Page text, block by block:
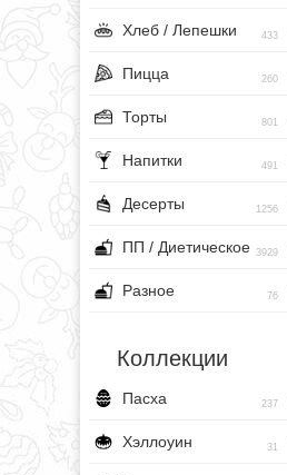
Хлеб / Лепешки 433
Пицца 260
Торты 801
Напитки 491
Десерты 1256
ПП / Диетическое 3929
Разное 76
Коллекции
Пасха 237
Хэллоуин 31